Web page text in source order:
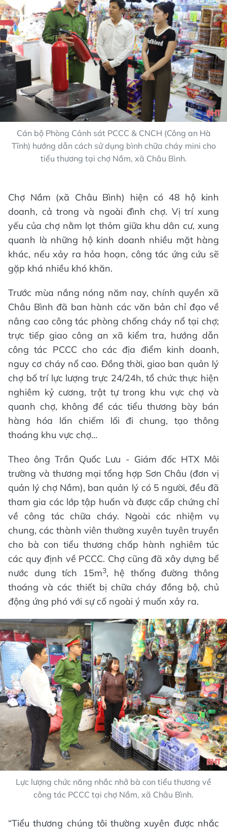
Cán bộ Phòng Cảnh sát PCCC & CNCH (Công an Hà
Tĩnh) hướng dẫn cách sử dụng bình chữa cháy mini cho
tiểu thương tại chợ Nầm, xã Châu Bình.
Chợ Nầm (xã Châu Bình) hiện có 48 hộ kinh
doanh, cả trong và ngoài đình chợ. Vị trí xung
yếu của chợ nằm lọt thỏm giữa khu dân cư, xung
quanh là những hộ kinh doanh nhiều mặt hàng
khác, nếu xảy ra hỏa hoạn, công tác ứng cứu sẽ
gặp khá nhiều khó khăn.
Trước mùa nắng nóng năm nay, chính quyền xã
Châu Bình đã ban hành các văn bản chỉ đạo về
nâng cao công tác phòng chống cháy nổ tại chợ;
trực tiếp giao công an xã kiểm tra, hướng dẫn
công tác PCCC cho các địa điểm kinh doanh,
nguy cơ cháy nổ cao. Đồng thời, giao ban quản lý
chợ bố trí lực lượng trực 24/24h, tổ chức thực hiện
nghiêm kỷ cương, trật tự trong khu vực chợ và
quanh chợ, không để các tiểu thương bày bán
hàng hóa lấn chiếm lối đi chung, tạo thông
thoáng khu vực chợ...
Theo ông Trần Quốc Lưu - Giám đốc HTX Môi
trường và thương mại tổng hợp Sơn Châu (đơn vị
quản lý chợ Nầm), ban quản lý có 5 người, đều đã
tham gia các lớp tập huấn và được cấp chứng chỉ
về công tác chữa cháy. Ngoài các nhiệm vụ
chung, các thành viên thường xuyên tuyên truyền
cho bà con tiểu thương chấp hành nghiêm túc
các quy định về PCCC. Chợ cũng đã xây dựng bể
nước dung tích 15m3, hệ thống đường thông
thoáng và các thiết bị chữa cháy đồng bộ, chủ
động ứng phó với sự cố ngoài ý muốn xảy ra.
Lực lượng chức năng nhắc nhở bà con tiểu thương về
công tác PCCC tại chợ Nầm, xã Châu Bình.
“Tiểu thương chúng tôi thường xuyên được nhắc